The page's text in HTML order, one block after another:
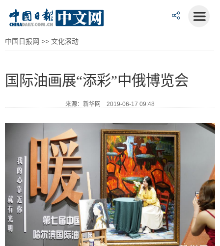
中国日报网 >> 文化滚动
国际油画展“添彩”中俄博览会
来源：新华网 2019-06-17 09:48